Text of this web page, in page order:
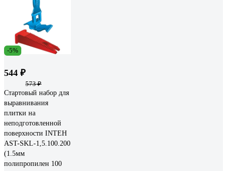
-5%
544 ₽
573 ₽
Стартовый набор для
выравнивания
плитки на
неподготовленной
поверхности INTEH
AST-SKL-1,5.100.200
(1.5мм
полипропилен 100